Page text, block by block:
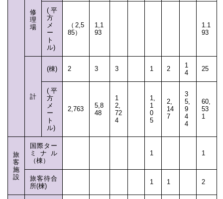
修
理
場
(平
方
メ
ー
ト
ル)
（2,5
85）
1,1
93
1.1
93
計
(棟) 2 3 3 1 2
1
4
25
(平
方
メ
ー
ト
ル)
2,763
5,8
48
1
2,
72
4
1,
1
0
5
2,
14
7
3
5,
9
4
4
60,
53
1
旅
客
施
設
国際ター
ミナル
（棟）
1 1
旅客待合
所(楝)
1 1 2